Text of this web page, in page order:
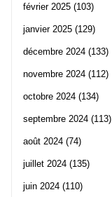
février 2025 (103)
janvier 2025 (129)
décembre 2024 (133)
novembre 2024 (112)
octobre 2024 (134)
septembre 2024 (113)
août 2024 (74)
juillet 2024 (135)
juin 2024 (110)